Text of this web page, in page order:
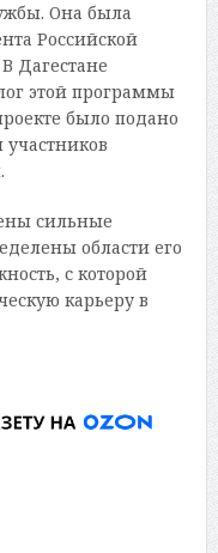
Она была
Российской
Дагестане
этой программы
было подано
участников
сильные
области его
с которой
карьеру в